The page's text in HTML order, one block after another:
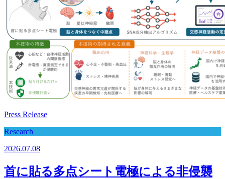
Press Release
Research
2026.07.08
⾸に貼る多点シート電極による⾮侵襲